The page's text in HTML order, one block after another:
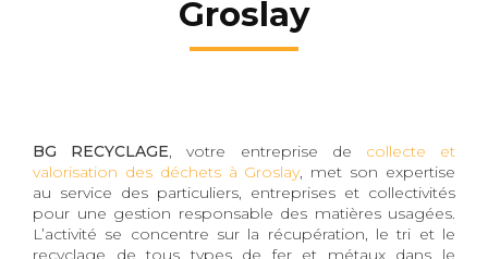
Groslay
BG RECYCLAGE, votre entreprise de collecte et
valorisation des déchets à Groslay, met son expertise
au service des particuliers, entreprises et collectivités
pour une gestion responsable des matières usagées.
L’activité se concentre sur la récupération, le tri et le
recyclage de tous types de fer et métaux dans le